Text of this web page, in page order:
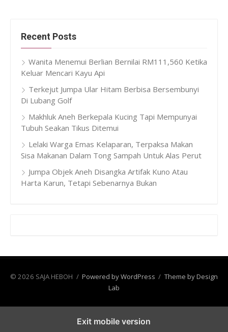
Recent Posts
Wanita Menemui Berlian Bernilai RM111,560 Ketika
Keluar Mencari Kayu Api
Terkejut Jumpa Ular Hitam Berbisa Bersembunyi
Di Lubang Golf
Makhluk Aneh Berkepala Kucing Tapi Mempunyai
Tubuh Seakan Tikus Ditemui
Lelaki Warga Emas Kelaparan, Terpaksa Makan
Sisa Makanan Dalam Tong Sampah Untuk Alas Perut
Jumpa Objek Aneh Disangka Artifak Kuno Atau
Harta Karun, Tetapi Sebenarnya Bukan
© 2026 SAJA HEBOH / Powered by WordPress / Theme by Design
Lab
Exit mobile version